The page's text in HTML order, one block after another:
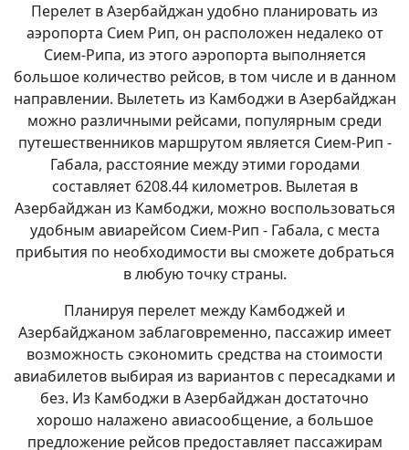
Перелет в Азербайджан удобно планировать из
аэропорта Сием Рип, он расположен недалеко от
Сием-Рипа, из этого аэропорта выполняется
большое количество рейсов, в том числе и в данном
направлении. Вылететь из Камбоджи в Азербайджан
можно различными рейсами, популярным среди
путешественников маршрутом является Сием-Рип -
Габала, расстояние между этими городами
составляет 6208.44 километров. Вылетая в
Азербайджан из Камбоджи, можно воспользоваться
удобным авиарейсом Сием-Рип - Габала, с места
прибытия по необходимости вы сможете добраться
в любую точку страны.
Планируя перелет между Камбоджей и
Азербайджаном заблаговременно, пассажир имеет
возможность сэкономить средства на стоимости
авиабилетов выбирая из вариантов с пересадками и
без. Из Камбоджи в Азербайджан достаточно
хорошо налажено авиасообщение, а большое
предложение рейсов предоставляет пассажирам